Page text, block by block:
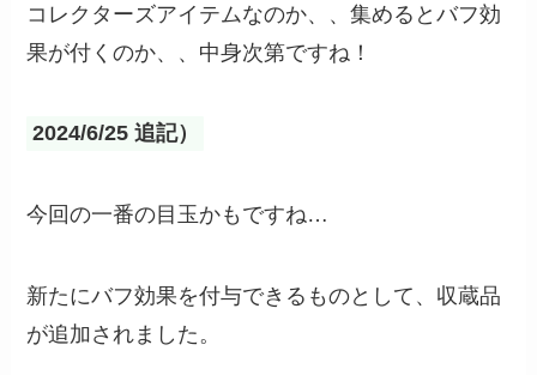
コレクターズアイテムなのか、、集めるとバフ効
果が付くのか、、中身次第ですね！
2024/6/25 追記）
今回の一番の目玉かもですね…
新たにバフ効果を付与できるものとして、収蔵品
が追加されました。